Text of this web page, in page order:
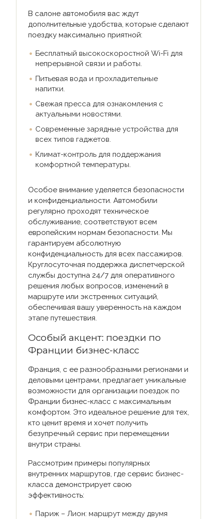
В салоне автомобиля вас ждут
дополнительные удобства, которые сделают
поездку максимально приятной:
Бесплатный высокоскоростной Wi-Fi для
непрерывной связи и работы.
Питьевая вода и прохладительные
напитки.
Свежая пресса для ознакомления с
актуальными новостями.
Современные зарядные устройства для
всех типов гаджетов.
Климат-контроль для поддержания
комфортной температуры.
Особое внимание уделяется безопасности
и конфиденциальности. Автомобили
регулярно проходят техническое
обслуживание, соответствуют всем
европейским нормам безопасности. Мы
гарантируем абсолютную
конфиденциальность для всех пассажиров.
Круглосуточная поддержка диспетчерской
службы доступна 24/7 для оперативного
решения любых вопросов, изменений в
маршруте или экстренных ситуаций,
обеспечивая вашу уверенность на каждом
этапе путешествия.
Особый акцент: поездки по
Франции бизнес-класс
Франция, с ее разнообразными регионами и
деловыми центрами, предлагает уникальные
возможности для организации поездок по
Франции бизнес-класс с максимальным
комфортом. Это идеальное решение для тех,
кто ценит время и хочет получить
безупречный сервис при перемещении
внутри страны.
Рассмотрим примеры популярных
внутренних маршрутов, где сервис бизнес-
класса демонстрирует свою
эффективность:
Париж – Лион: маршрут между двумя